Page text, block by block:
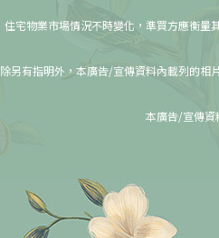
住宅物業市場情況不時變化，準買方應衡量
除另有指明外，本廣告/宣傳資料內載列的相
本廣告/宣傳資